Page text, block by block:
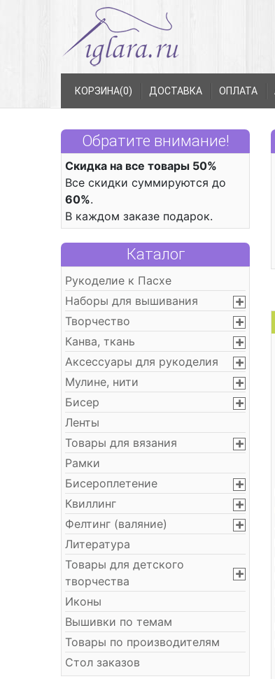
КОРЗИНА(0) ДОСТАВКА ОПЛАТА
Обратите внимание!
Скидка на все товары 50%
Все скидки суммируются до
60%.
В каждом заказе подарок.
Каталог
Рукоделие к Пасхе
Наборы для вышивания
Творчество
Канва, ткань
Аксессуары для рукоделия
Мулине, нити
Бисер
Ленты
Товары для вязания
Рамки
Бисероплетение
Квиллинг
Фелтинг (валяние)
Литература
Товары для детского
творчества
Иконы
Вышивки по темам
Товары по производителям
Стол заказов